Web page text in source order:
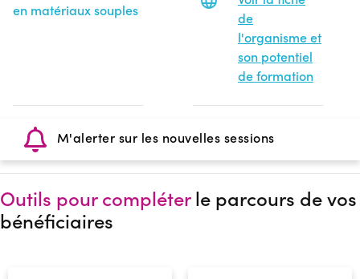
en matériaux souples
de
l'organisme et
son potentiel
de formation
M'alerter sur les nouvelles sessions
Outils pour compléterle parcours de vos
bénéficiaires